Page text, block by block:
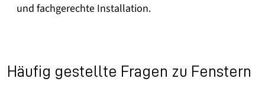
und fachgerechte Installation.
Häufig gestellte Fragen zu Fenstern